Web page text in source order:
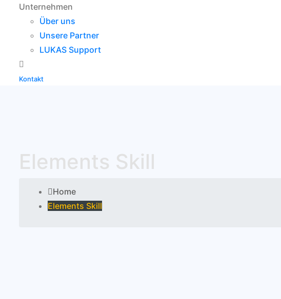
Unternehmen
Über uns
Unsere Partner
LUKAS Support
Kontakt
Elements Skill
Home
Elements Skill